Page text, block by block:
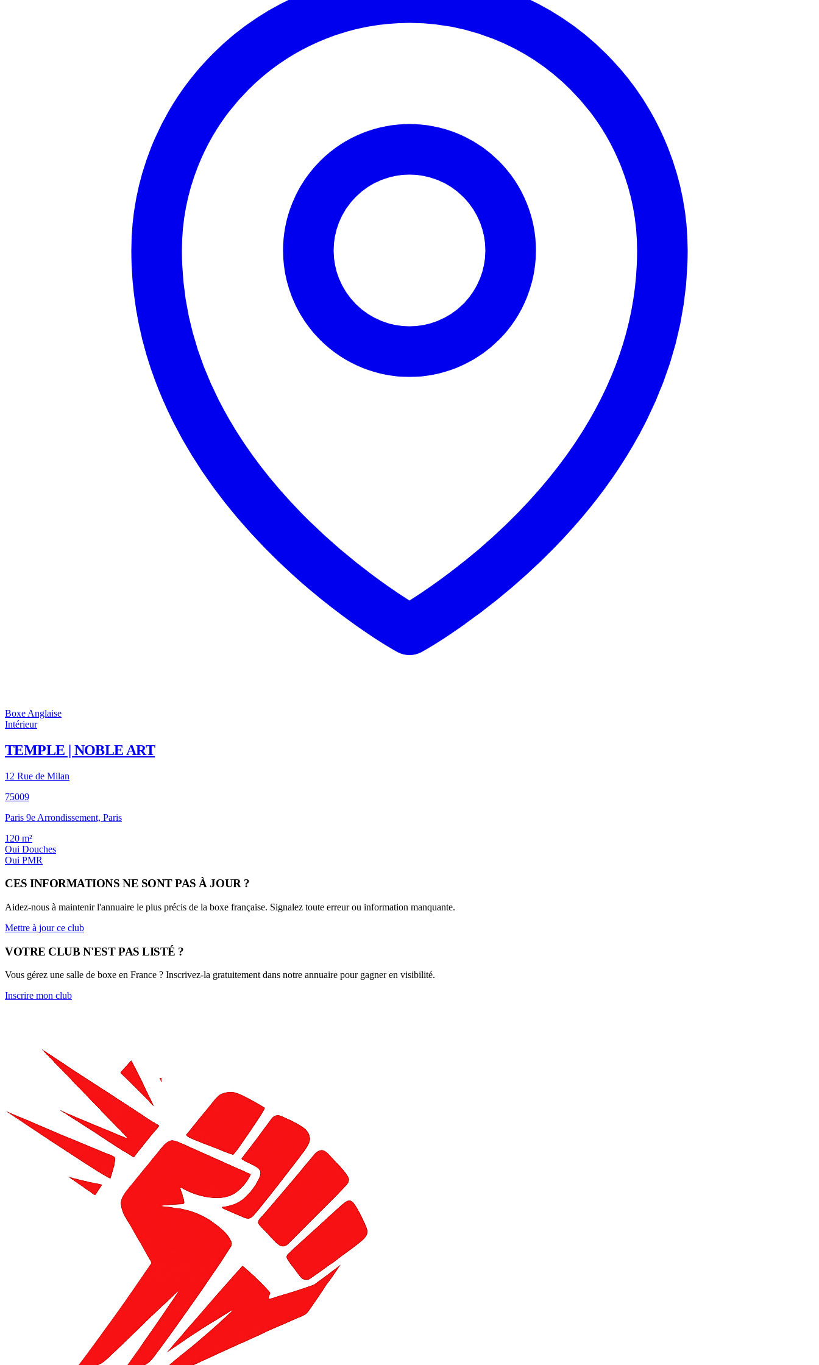
Boxe Anglaise
Intérieur
TEMPLE | NOBLE ART
12 Rue de Milan
75009
Paris 9e Arrondissement, Paris
120 m²
Oui Douches
Oui PMR
CES INFORMATIONS NE SONT PAS À JOUR ?
Aidez-nous à maintenir l'annuaire le plus précis de la boxe française. Signalez toute erreur ou information manquante.
Mettre à jour ce club
VOTRE CLUB N'EST PAS LISTÉ ?
Vous gérez une salle de boxe en France ? Inscrivez-la gratuitement dans notre annuaire pour gagner en visibilité.
Inscrire mon club